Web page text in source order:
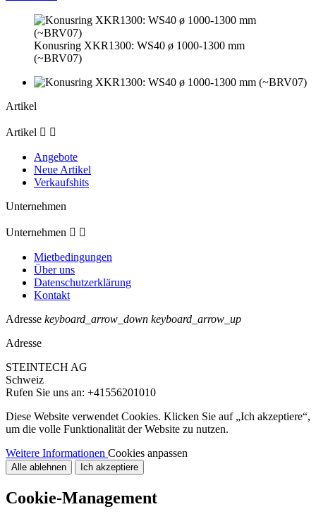
Konusring XKR1300: WS40 ø 1000-1300 mm
(~BRV07)
Artikel
Artikel  
Angebote
Neue Artikel
Verkaufshits
Unternehmen
Unternehmen  
Mietbedingungen
Über uns
Datenschutzerklärung
Kontakt
Adresse keyboard_arrow_down keyboard_arrow_up
Adresse
STEINTECH AG
Schweiz
Rufen Sie uns an: +41556201010
Diese Website verwendet Cookies. Klicken Sie auf „Ich akzeptiere“,
um die volle Funktionalität der Website zu nutzen.
Weitere Informationen Cookies anpassen
Alle ablehnen Ich akzeptiere
Cookie-Management